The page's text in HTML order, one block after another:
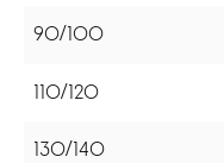
90/100
110/120
130/140